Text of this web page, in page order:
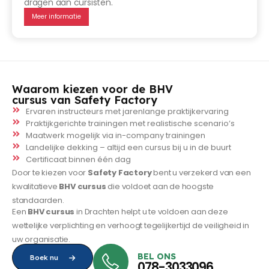
Meer informatie
Waarom kiezen voor de BHV
cursus van Safety Factory
Ervaren instructeurs met jarenlange praktijkervaring
Praktijkgerichte trainingen met realistische scenario’s
Maatwerk mogelijk via in-company trainingen
Landelijke dekking – altijd een cursus bij u in de buurt
Certificaat binnen één dag
Door te kiezen voor Safety Factorybent u verzekerd van een
kwalitatieve BHV cursus die voldoet aan de hoogste
standaarden.
Een BHV cursus in Drachten helpt u te voldoen aan deze
wettelijke verplichting en verhoogt tegelijkertijd de veiligheid in
uw organisatie.
Boek nu BEL ONS